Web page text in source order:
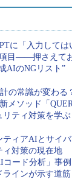
に「入力しては
目――押さえて
AIのNGリスト”
の常識が変わ
メソッド「
リティ対策を学ぶ
ティアAIとサイ
ィ対策の現在地
コード分析」事
ラインが示す道筋